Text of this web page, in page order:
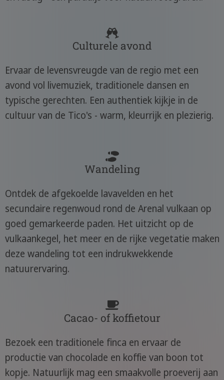
Culturele avond
Ervaar de levensvreugde van de regio met een
avond vol livemuziek, traditionele dansen en
typische gerechten. Een authentiek kijkje in de
cultuur van de Tico's - warm, kleurrijk en plezierig.
Wandeling
Ontdek de afgekoelde lavavelden en het
secundaire regenwoud rond de Arenal vulkaan op
goed gemarkeerde paden. Het uitzicht op de
vulkaankegel, het meer en de rijke vegetatie maken
deze wandeling tot een indrukwekkende
natuurervaring.
Cacao- of koffietour
Bezoek een traditionele finca en ervaar de
productie van chocolade en koffie van boon tot
kopje. Natuurlijk mag een smaakvolle proeverij aan